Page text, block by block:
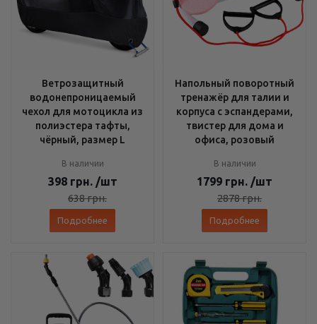
Ветрозащитный
водонепроницаемый
чехол для мотоцикла из
полиэстера тафты,
чёрный, размер L
В наличии
398 грн. /шт
638грн.
Подробнее
Напольный поворотный
тренажёр для талии и
корпуса с эспандерами,
твистер для дома и
офиса, розовый
В наличии
1799 грн. /шт
2878грн.
Подробнее